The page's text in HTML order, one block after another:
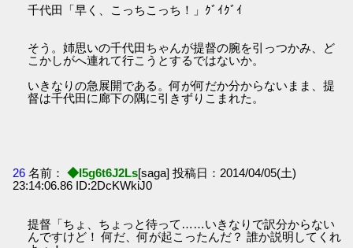
千代田「早く、こっちこっち！」ｸﾞｲｸﾞｲ
そう。姉思いの千代田ちゃんが提督の腕を引っつかみ、ど
こかしがへ連れて行こうとするではないか。
いきなりの急展開である。何が何だか分からないまま、提
督は千代田に廊下の隅に引きずりこまれた。
26 名前： ◆I5g6t6J2Ls[saga] 投稿日：2014/04/05(土)
23:14:06.86 ID:2DcKWkiJ0
提督「ちょ、ちょっと待って……いきなりで訳分からない
んですけど！ 何だ、何が起こったんだ？ 誰か説明してくれ